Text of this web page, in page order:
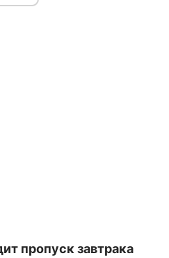
пропуск завтрака